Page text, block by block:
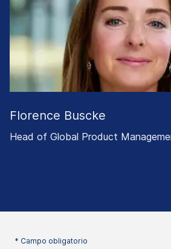
Florence Buscke
Head of Global Product
* Campo obligatorio